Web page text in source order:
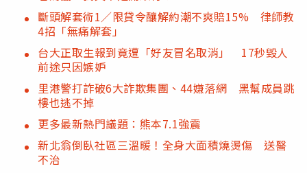
斷頭解套術1／限貸令釀解約潮不爽賠15% 律師教
4招「無痛解套」
台大正取生報到竟遭「好友冒名取消」 17秒毀人
前途只因嫉妒
里港警打詐破6大詐欺集團、44嫌落網 黑幫成員跳
樓也逃不掉
更多最新熱門議題：熊本7.1強震
新北翁倒臥社區三溫暖！全身大面積燒燙傷 送醫
不治